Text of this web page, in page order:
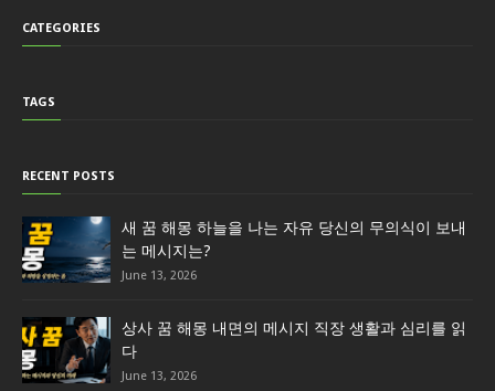
CATEGORIES
TAGS
RECENT POSTS
새 꿈 해몽 하늘을 나는 자유 당신의 무의식이 보내
는 메시지는?
June 13, 2026
상사 꿈 해몽 내면의 메시지 직장 생활과 심리를 읽
다
June 13, 2026